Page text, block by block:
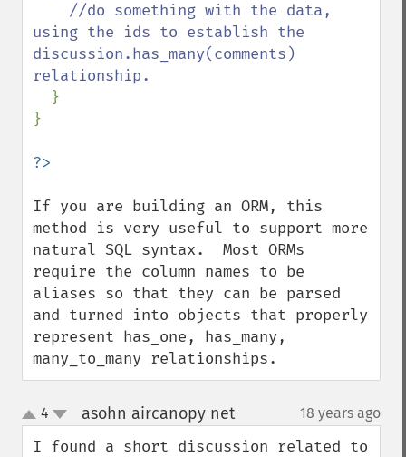
//do something with the data,
using the ids to establish the
discussion.has_many(comments)
relationship.
}
}
If you are building an ORM, this
method is very useful to support more
natural SQL syntax.  Most ORMs
require the column names to be
aliases so that they can be parsed
and turned into objects that properly
represent has_one, has_many,
many_to_many relationships.
up
down
4 asohn aircanopy net¶ 18 years ago
I found a short discussion related to